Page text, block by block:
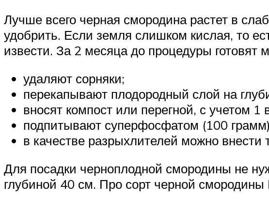
Лучше всего черная смородина растет в
удобрить. Если земля слишком кислая, то
извести. За 2 месяца до процедуры готовят
удаляют сорняки;
перекапывают плодородный слой на
вносят компост или перегной, с учетом 1
подпитывают суперфосфатом (100
в качестве разрыхлителей можно
Для посадки черноплодной смородины не
глубиной 40 см. Про сорт черной смородины